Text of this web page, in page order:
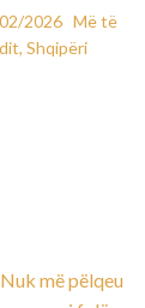
2026 Më të
, Shqipëri